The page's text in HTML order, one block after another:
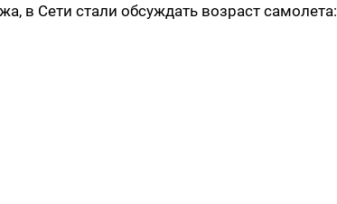
в Сети стали обсуждать возраст самолета: